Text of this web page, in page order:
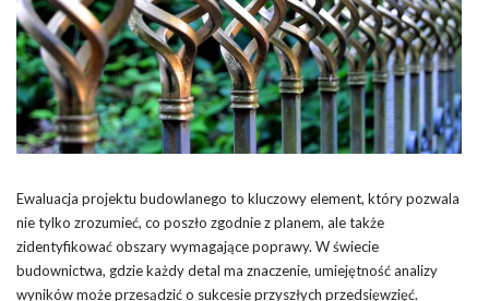
Ewaluacja projektu budowlanego to kluczowy element, który pozwala
nie tylko zrozumieć, co poszło zgodnie z planem, ale także
zidentyfikować obszary wymagające poprawy. W świecie
budownictwa, gdzie każdy detal ma znaczenie, umiejętność analizy
wyników może przesądzić o sukcesie przyszłych przedsięwzięć.